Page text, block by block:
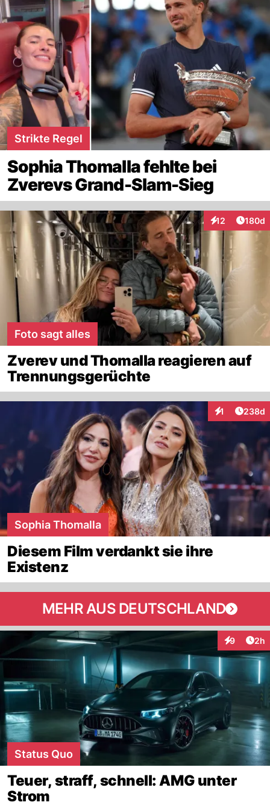
Strikte Regel
Sophia Thomalla fehlte bei
Zverevs Grand-Slam-Sieg
12
Interaktionen
180d
Foto sagt alles
Zverev und Thomalla reagieren auf
Trennungsgerüchte
1
Interaktionen
238d
Sophia Thomalla
Diesem Film verdankt sie ihre
Existenz
MEHR AUS DEUTSCHLAND
9 2h
Status Quo
Teuer, straff, schnell: AMG unter
Strom